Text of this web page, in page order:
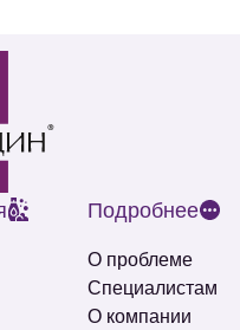
Подробнее
О проблеме
Специалистам
О компании